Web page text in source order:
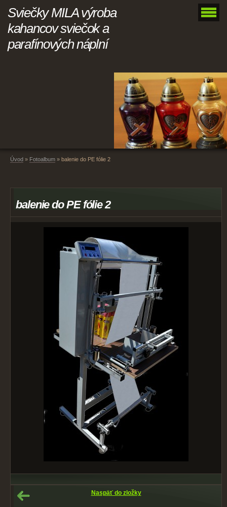
Sviečky MILA výroba
kahancov sviečok a
parafínových náplní
Úvod » Fotoalbum » balenie do PE fólie 2
balenie do PE fólie 2
Naspäť do zložky